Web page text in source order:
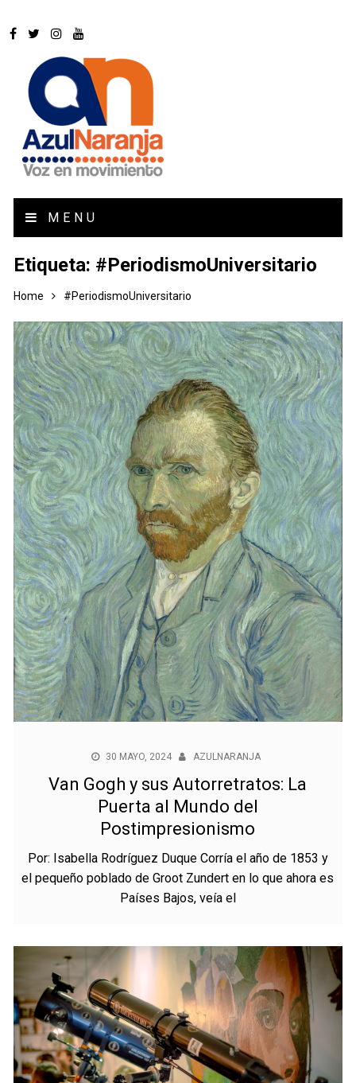
MENU
Etiqueta: #PeriodismoUniversitario
Home #PeriodismoUniversitario
30 MAYO, 2024 AZULNARANJA
Van Gogh y sus Autorretratos: La
Puerta al Mundo del
Postimpresionismo
Por: Isabella Rodríguez Duque Corría el año de 1853 y
el pequeño poblado de Groot Zundert en lo que ahora es
Países Bajos, veía el